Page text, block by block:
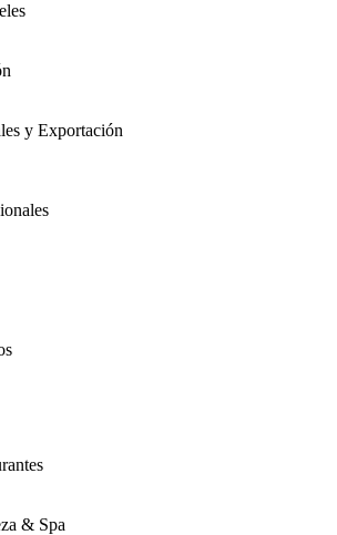
y Exportación
& Spa